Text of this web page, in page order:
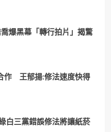
爆黑幕「轉行拍片」揭驚
作 王郁揚:修法速度快得
白三黨錯誤修法將讓紙菸